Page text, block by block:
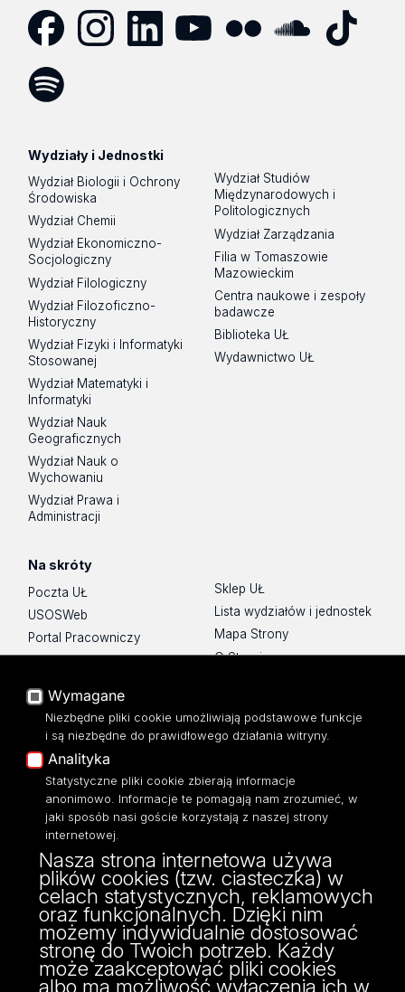
Wydziały i Jednostki
Wydział Biologii i Ochrony
Środowiska
Wydział Chemii
Wydział Ekonomiczno-
Socjologiczny
Wydział Filologiczny
Wydział Filozoficzno-
Historyczny
Wydział Fizyki i Informatyki
Stosowanej
Wydział Matematyki i
Informatyki
Wydział Nauk
Geograficznych
Wydział Nauk o
Wychowaniu
Wydział Prawa i
Administracji
Wydział Studiów
Międzynarodowych i
Politologicznych
Wydział Zarządzania
Filia w Tomaszowie
Mazowieckim
Centra naukowe i zespoły
badawcze
Biblioteka UŁ
Wydawnictwo UŁ
Na skróty
Poczta UŁ
USOSWeb
Portal Pracowniczy
Baza Aktów Własnych
Moodle
Eksperci UŁ
Polityka Prywatności
Dostępność
Sklep UŁ
Lista wydziałów i jednostek
Mapa Strony
O Stronie
ul. Narutowicza 68, 90-136 Łódź
NIP: 724 000 32 43
Adres do doręczeń elektronicznych (ADE):
AE:PL-74796-17640-IHHIV-17
KONTAKT
Wymagane
Niezbędne pliki cookie umożliwiają podstawowe funkcje
i są niezbędne do prawidłowego działania witryny.
Analityka
Statystyczne pliki cookie zbierają informacje
anonimowo. Informacje te pomagają nam zrozumieć, w
jaki sposób nasi goście korzystają z naszej strony
internetowej.
Nasza strona internetowa używa
plików cookies (tzw. ciasteczka) w
celach statystycznych, reklamowych
oraz funkcjonalnych. Dzięki nim
możemy indywidualnie dostosować
stronę do Twoich potrzeb. Każdy
może zaakceptować pliki cookies
albo ma możliwość wyłączenia ich w